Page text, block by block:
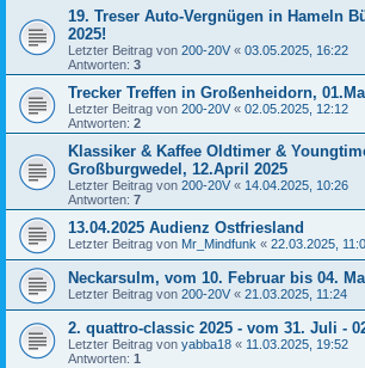
19. Treser Auto-Vergnügen in Hameln
2025!
Letzter Beitrag von 200-20V « 03.05.2025, 16:22
Antworten: 3
Trecker Treffen in Großenheidorn,
Letzter Beitrag von 200-20V « 02.05.2025, 12:12
Antworten: 2
Klassiker & Kaffee Oldtimer &
Großburgwedel, 12.April 2025
Letzter Beitrag von 200-20V « 14.04.2025, 10:26
Antworten: 7
13.04.2025 Audienz Ostfriesland
Letzter Beitrag von Mr_Mindfunk « 22.03.2025,
Neckarsulm, vom 10. Februar bis 04.
Letzter Beitrag von 200-20V « 21.03.2025, 11:24
2. quattro-classic 2025 - vom 31. Juli -
Letzter Beitrag von yabba18 « 11.03.2025, 19:52
Antworten: 1